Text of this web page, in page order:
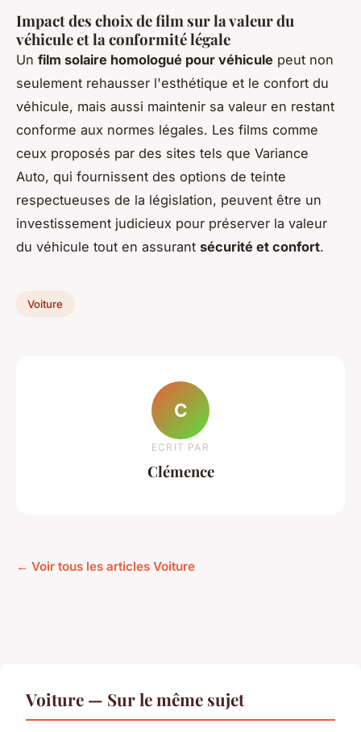
Impact des choix de film sur la valeur du
véhicule et la conformité légale
Un film solaire homologué pour véhicule peut non
seulement rehausser l'esthétique et le confort du
véhicule, mais aussi maintenir sa valeur en restant
conforme aux normes légales. Les films comme
ceux proposés par des sites tels que Variance
Auto, qui fournissent des options de teinte
respectueuses de la législation, peuvent être un
investissement judicieux pour préserver la valeur
du véhicule tout en assurant sécurité et confort.
Voiture
C
ECRIT PAR
Clémence
← Voir tous les articles Voiture
Voiture — Sur le même sujet